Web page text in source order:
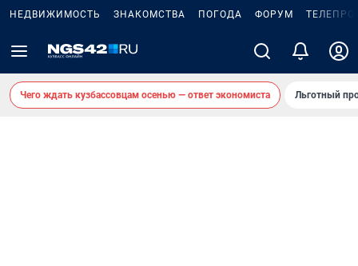
НЕДВИЖИМОСТЬ ЗНАКОМСТВА ПОГОДА ФОРУМ
Чего ждать кузбассовцам осенью — ответ экономиста Льготный